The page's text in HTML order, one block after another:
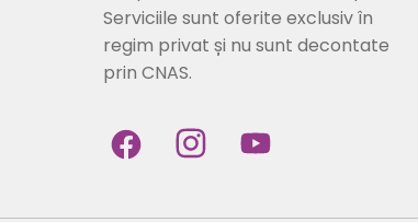
Serviciile sunt oferite exclusiv în
regim privat și nu sunt decontate
prin CNAS.